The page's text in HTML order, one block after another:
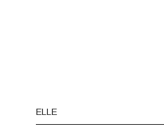
ELLE